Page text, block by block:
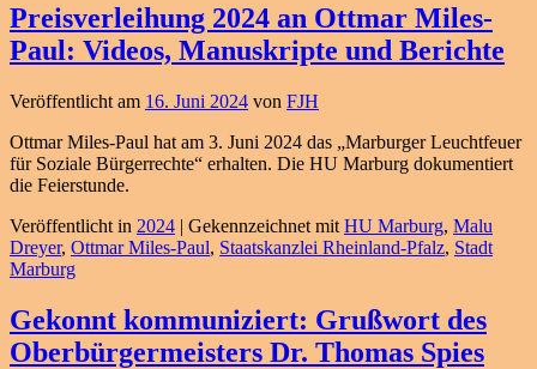
Preisverleihung 2024 an Ottmar Miles-
Paul: Videos, Manuskripte und Berichte
Veröffentlicht am 16. Juni 2024 von FJH
Ottmar Miles-Paul hat am 3. Juni 2024 das „Marburger Leuchtfeuer
für Soziale Bürgerrechte“ erhalten. Die HU Marburg dokumentiert
die Feierstunde.
Veröffentlicht in 2024 | Gekennzeichnet mit HU Marburg, Malu
Dreyer, Ottmar Miles-Paul, Staatskanzlei Rheinland-Pfalz, Stadt
Marburg
Gekonnt kommuniziert: Grußwort des
Oberbürgermeisters Dr. Thomas Spies